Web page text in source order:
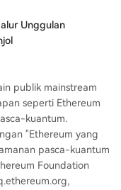
Unggulan
publik mainstream
seperti Ethereum
kuantum.
"Ethereum yang
pasca-kuantum
Foundation